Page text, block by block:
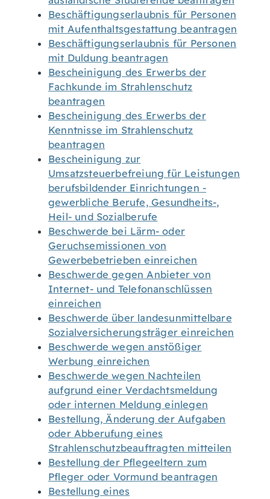
Beschäftigungserlaubnis für Personen
mit Aufenthaltsgestattung beantragen
Beschäftigungserlaubnis für Personen
mit Duldung beantragen
Bescheinigung des Erwerbs der
Fachkunde im Strahlenschutz
beantragen
Bescheinigung des Erwerbs der
Kenntnisse im Strahlenschutz
beantragen
Bescheinigung zur
Umsatzsteuerbefreiung für Leistungen
berufsbildender Einrichtungen -
gewerbliche Berufe, Gesundheits-,
Heil- und Sozialberufe
Beschwerde bei Lärm- oder
Geruchsemissionen von
Gewerbebetrieben einreichen
Beschwerde gegen Anbieter von
Internet- und Telefonanschlüssen
einreichen
Beschwerde über landesunmittelbare
Sozialversicherungsträger einreichen
Beschwerde wegen anstößiger
Werbung einreichen
Beschwerde wegen Nachteilen
aufgrund einer Verdachtsmeldung
oder internen Meldung einlegen
Bestellung, Änderung der Aufgaben
oder Abberufung eines
Strahlenschutzbeauftragten mitteilen
Bestellung der Pflegeeltern zum
Pfleger oder Vormund beantragen
Bestellung eines